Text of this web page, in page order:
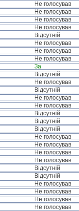
Не голосував
Не голосував
Не голосував
Не голосував
Відсутній
Не голосував
Не голосував
Не голосував
За
Відсутній
Не голосував
Відсутній
Не голосував
Не голосував
Відсутній
Відсутній
Відсутній
Не голосував
Не голосував
Не голосував
Не голосував
Відсутній
Відсутній
Не голосував
Не голосував
Не голосував
Не голосував